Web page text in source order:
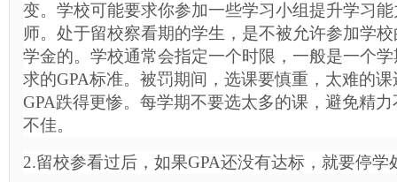
变。学校可能要求你参加一些学习小组提升学习
师。处于留校察看期的学生，是不被允许参加学
学金的。学校通常会指定一个时限，一般是一个
求的GPA标准。被罚期间，选课要慎重，太难的
GPA跌得更惨。每学期不要选太多的课，避免精
不佳。
2.留校参看过后，如果GPA还没有达标，就要停学